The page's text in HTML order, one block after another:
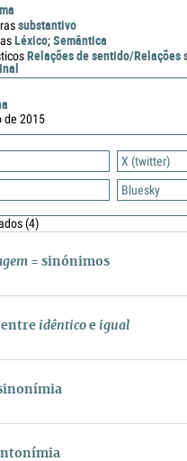
de 2015
X (twitter)
Bluesky
(4)
= sinónimos
idêntico e igual
substantivo
Léxico;Semântica
Relações de sentido/Relações